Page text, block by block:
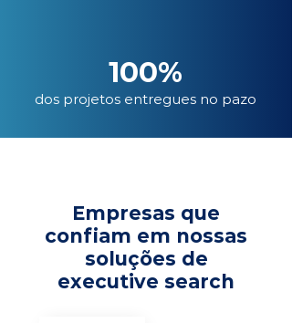
100%
dos projetos entregues no pazo
Empresas que
confiam em nossas
soluções de
executive search